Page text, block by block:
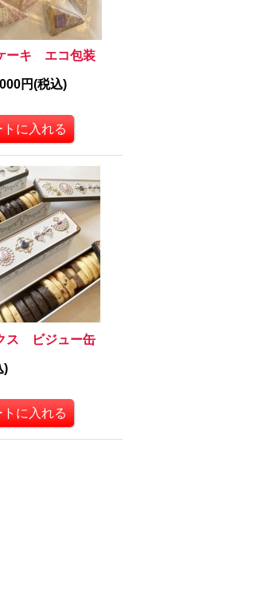
ーキ エコ包装
円(税込)
ス ビジュー缶
)